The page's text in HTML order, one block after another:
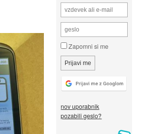
Zapomni si me
nov uporabnik
pozabili geslo?